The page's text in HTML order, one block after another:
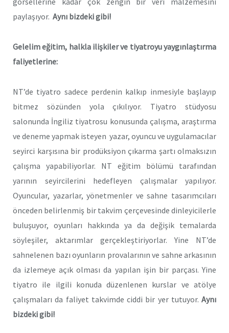
paylaşıyor. Aynı bizdeki gibi!
Gelelim eğitim, halkla ilişkiler ve tiyatroyu yaygınlaştırma
faliyetlerine:
NT’de tiyatro sadece perdenin kalkıp inmesiyle başlayıp
bitmez sözünden yola çıkılıyor. Tiyatro stüdyosu
salonunda İngiliz tiyatrosu konusunda çalışma, araştırma
ve deneme yapmak isteyen yazar, oyuncu ve uygulamacılar
seyirci karşısına bir prodüksiyon çıkarma şartı olmaksızın
çalışma yapabiliyorlar. NT eğitim bölümü tarafından
yarının seyircilerini hedefleyen çalışmalar yapılıyor.
Oyuncular, yazarlar, yönetmenler ve sahne tasarımcıları
önceden belirlenmiş bir takvim çerçevesinde dinleyicilerle
buluşuyor, oyunları hakkında ya da değişik temalarda
söyleşiler, aktarımlar gerçekleştiriyorlar. Yine NT’de
sahnelenen bazı oyunların provalarının ve sahne arkasının
da izlemeye açık olması da yapılan işin bir parçası. Yine
tiyatro ile ilgili konuda düzenlenen kurslar ve atölye
çalışmaları da faliyet takvimde ciddi bir yer tutuyor. Aynı
bizdeki gibi!